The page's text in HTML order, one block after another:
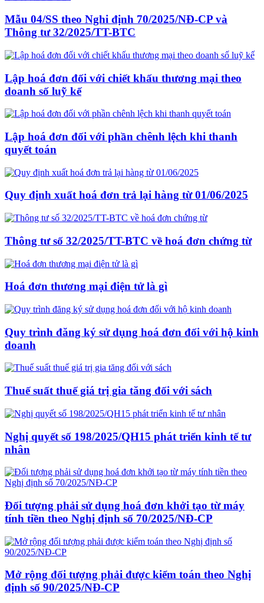
Mẫu 04/SS theo Nghi định 70/2025/NĐ-CP và
Thông tư 32/2025/TT-BTC
Lập hoá đơn đối với chiết khấu thương mại theo
doanh số luỹ kế
Lập hoá đơn đối với phần chênh lệch khi thanh
quyết toán
Quy định xuất hoá đơn trả lại hàng từ 01/06/2025
Thông tư số 32/2025/TT-BTC về hoá đơn chứng từ
Hoá đơn thương mại điện tử là gì
Quy trình đăng ký sử dụng hoá đơn đối với hộ kinh
doanh
Thuế suất thuế giá trị gia tăng đối với sách
Nghị quyết số 198/2025/QH15 phát triển kinh tế tư
nhân
Đối tượng phải sử dụng hoá đơn khởi tạo từ máy
tính tiền theo Nghị định số 70/2025/NĐ-CP
Mở rộng đối tượng phải được kiểm toán theo Nghị
định số 90/2025/NĐ-CP